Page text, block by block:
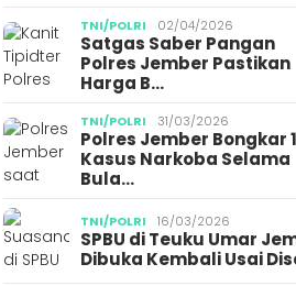
TNI/POLRI 02/04/2026
Satgas Saber Pangan
Polres Jember Pastikan
Harga B…
TNI/POLRI 31/03/2026
Polres Jember Bongkar
Kasus Narkoba Selama
Bula…
TNI/POLRI 16/03/2026
SPBU di Teuku Umar
Dibuka Kembali Usai